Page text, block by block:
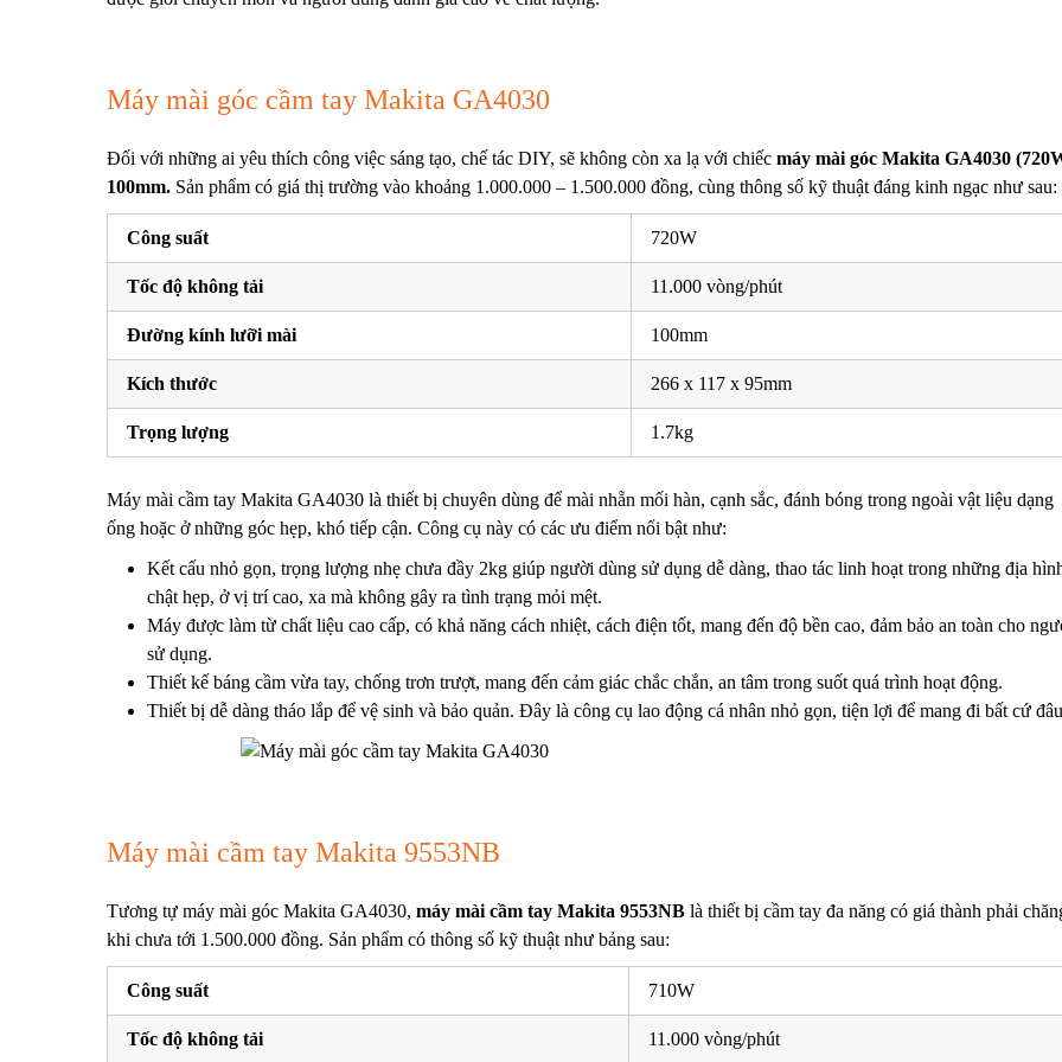
Máy mài góc cầm tay Makita GA4030
Đối với những ai yêu thích công việc sáng tạo, chế tác DIY, sẽ không còn xa lạ với chiếc máy mài góc Makita GA4030
100mm. Sản phẩm có giá thị trường vào khoảng 1.000.000 – 1.500.000 đồng, cùng thông số kỹ thuật đáng kinh ngạc như sau:
Công suất 720W
Tốc độ không tải 11.000 vòng/phút
Đường kính lưỡi mài 100mm
Kích thước 266 x 117 x 95mm
Trọng lượng 1.7kg
Máy mài cầm tay Makita GA4030 là thiết bị chuyên dùng để mài nhẵn mối hàn, cạnh sắc, đánh bóng trong ngoài vật liệu dạng
ống hoặc ở những góc hẹp, khó tiếp cận. Công cụ này có các ưu điểm nổi bật như:
Kết cấu nhỏ gọn, trọng lượng nhẹ chưa đầy 2kg giúp người dùng sử dụng dễ dàng, thao tác linh hoạt trong những địa
chật hẹp, ở vị trí cao, xa mà không gây ra tình trạng mỏi mệt.
Máy được làm từ chất liệu cao cấp, có khả năng cách nhiệt, cách điện tốt, mang đến độ bền cao, đảm bảo an toàn cho
sử dụng.
Thiết kế báng cầm vừa tay, chống trơn trượt, mang đến cảm giác chắc chắn, an tâm trong suốt quá trình hoạt động.
Thiết bị dễ dàng tháo lắp để vệ sinh và bảo quản. Đây là công cụ lao động cá nhân nhỏ gọn, tiện lợi để mang đi bất cứ
Máy mài cầm tay Makita 9553NB
Tương tự máy mài góc Makita GA4030, máy mài cầm tay Makita 9553NB là thiết bị cầm tay đa năng có giá thành phải
khi chưa tới 1.500.000 đồng. Sản phẩm có thông số kỹ thuật như bảng sau:
Công suất 710W
Tốc độ không tải 11.000 vòng/phút